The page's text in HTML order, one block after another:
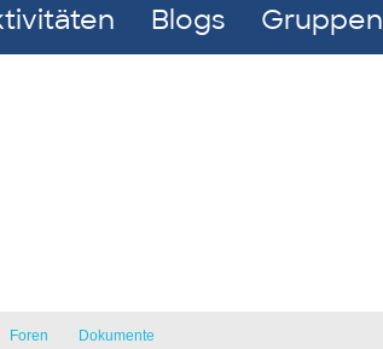
Blogs Gruppen
Foren Dokumente